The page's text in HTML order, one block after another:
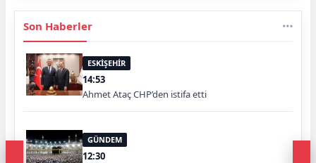
Son Haberler
ESKİŞEHİR
14:53
Ahmet Ataç CHP’den istifa etti
GÜNDEM
12:30